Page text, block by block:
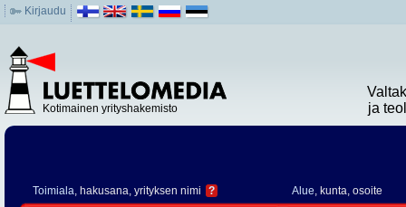
Kirjaudu
Kotimainen yrityshakemisto
ja
Toimiala, hakusana, yrityksen nimi ? Alue, kunta, osoite